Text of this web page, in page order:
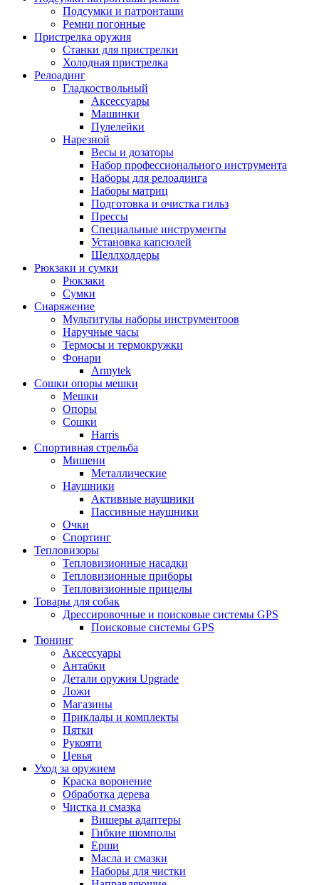
Подсумки и патронташи
Ремни погонные
Пристрелка оружия
Станки для пристрелки
Холодная пристрелка
Релоадинг
Гладкоствольный
Аксессуары
Машинки
Пулелейки
Нарезной
Весы и дозаторы
Набор профессионального инструмента
Наборы для релоадинга
Наборы матриц
Подготовка и очистка гильз
Прессы
Специальные инструменты
Установка капсюлей
Шеллхолдеры
Рюкзаки и сумки
Рюкзаки
Сумки
Снаряжение
Мультитулы наборы инструментоов
Наручные часы
Термосы и термокружки
Фонари
Armytek
Сошки опоры мешки
Мешки
Опоры
Сошки
Harris
Спортивная стрельба
Мишени
Металлические
Наушники
Активные наушники
Пассивные наушники
Очки
Спортинг
Тепловизоры
Тепловизионные насадки
Тепловизионные приборы
Тепловизионные прицелы
Товары для собак
Дрессировочные и поисковые системы GPS
Поисковые системы GPS
Тюнинг
Аксессуары
Антабки
Детали оружия Upgrade
Ложи
Магазины
Приклады и комплекты
Пятки
Рукояти
Цевья
Уход за оружием
Краска воронение
Обработка дерева
Чистка и смазка
Вишеры адаптеры
Гибкие шомполы
Ерши
Масла и смазки
Наборы для чистки